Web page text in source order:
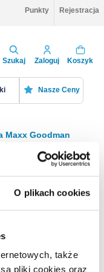
O plikach cookies
także
pliki cookies oraz
Punkty Rejestracja
Szukaj Zaloguj Koszyk
Nasze Ceny
Maxx Goodman
Sortuj
Na stronie